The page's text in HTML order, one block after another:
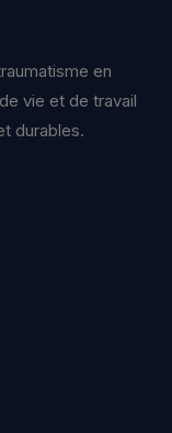
en
vie et de travail
durables.